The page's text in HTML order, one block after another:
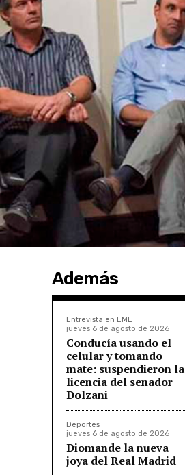
Además
Entrevista en EME
jueves 6 de agosto de 2026
Conducía usando el
celular y tomando
mate: suspendieron la
licencia del senador
Dolzani
Deportes
jueves 6 de agosto de 2026
Diomande la nueva
joya del Real Madrid